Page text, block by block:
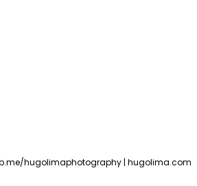
| fb.me/hugolimaphotography | hugolima.com